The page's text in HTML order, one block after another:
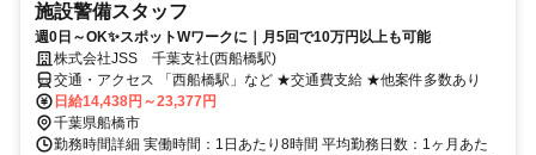
施設警備スタッフ
週0日～OK✨スポットWワークに｜月5回で10万円以上も可能
株式会社JSS 千葉支社(西船橋駅)
交通・アクセス 「西船橋駅」など ★交通費支給 ★他案件多数あり
日給14,438円～23,377円
千葉県船橋市
勤務時間詳細 実働時間：1日あたり8時間 平均勤務日数：1ヶ月あた